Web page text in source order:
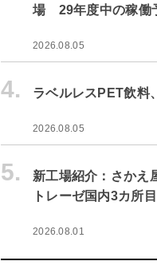
場 29年度中の稼働
2026.08.05
4. ラベルレスPET飲料
2026.08.05
5.
新工場紹介：さか
トレーゼ国内3カ所
2026.08.01